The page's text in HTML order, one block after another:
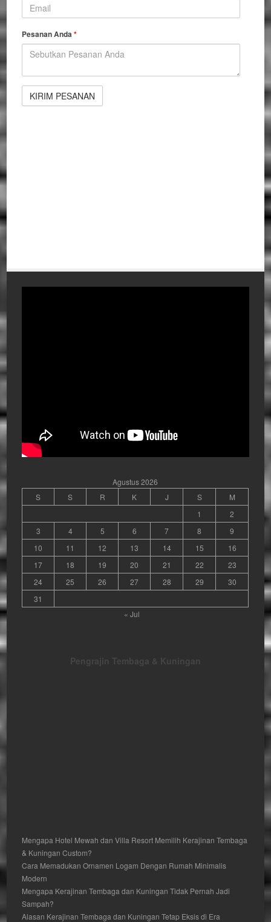
Pesanan Anda*
Agustus 2026
S
S R K J S
M
1
2
3
4 5 6 7 8
9
10
11 12 13 14 15
16
17
18 19 20 21 22
23
24
25 26 27 28 29
30
31
« Jul
Pengrajin Tembaga & Kuningan
Mengapa Hotel Mewah dan Villa Resort Memilih Kerajinan Tembaga
& Kuningan Custom?
Cara Memadukan Ornamen Logam Dengan Rumah Minimalis
Modern
Mengapa Kerajinan Tembaga dan Kuningan Tidak Pernah Jadi
Sampah?
Alasan Kerajinan Tembaga dan Kuningan Tetap Eksis di Era